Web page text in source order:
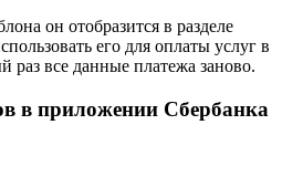
он отобразится в разделе
его для оплаты услуг в
раз все данные платежа заново.
в приложении Сбербанка